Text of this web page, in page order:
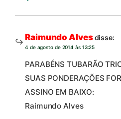
Raimundo Alvesdisse:
4 de agosto de 2014 às 13:25
PARABÉNS TUBARÃO
SUAS PONDERAÇÕES
ASSINO EM BAIXO:
Raimundo Alves